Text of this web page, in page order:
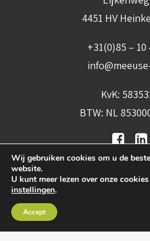
4451 HV
+31(0)85 – 10
KvK:
BTW: NL
leveringsvoorwaarden
Wij gebruiken cookies om u de
website.
U kunt meer lezen over onze
instellingen.
Accept